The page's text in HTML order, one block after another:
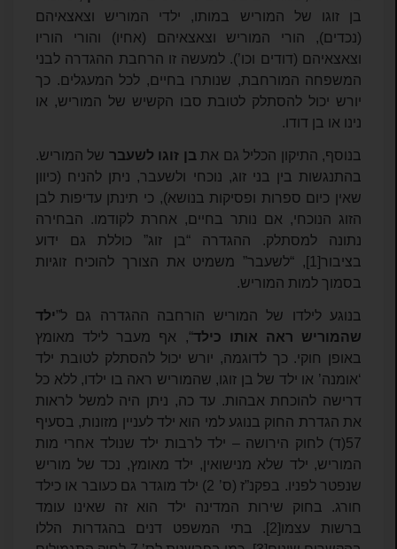
בן זוגו של המוריש במותו, ילדי המוריש וצאצאיהם
(נכדים), הורי המוריש וצאצאיהם (אחיו) והורי הוריו
וצאצאיהם (דודים וכו’). למעשה זו הרחבת ההגדרה לבני
המשפחה המורחבת, שנותרו בחיים, לכל המעגלים. כך
יורש יכול להסתלק לטובת סבו הקשיש של המוריש, או
נינו או בן דודו.
בנוסף, התיקון הכליל גם את בן זוגו לשעברשל המוריש.
בהתנגשות בין בני זוג, נוכחי ולשעבר, ניתן להניח (כיוון
שאין כיום ספרות ופסיקות בנושא), כי תינתן עדיפות לבן
הזוג הנוכחי, אם נותר בחיים, אחרת לקודמו. הבחירה
נתונה למסתלק. ההגדרה “בן זוג” כוללת גם ידוע
בציבור[1] , “לשעבר” משמיט את הצורך להוכיח זוגיות
בסמוך למות המוריש.
בנוגע לילדו של המוריש הורחבה ההגדרה גם ל”ילד
שהמוריש ראה אותו כילד“, אף מעבר לילד מאומץ
באופן חוקי. כך לדוגמה, יורש יכול להסתלק לטובת ילד
‘אומנה’ או ילד של בן זוגו, שהמוריש ראה בו ילדו, ללא כל
דרישה להוכחת אבהות. עד כה, ניתן היה למשל לראות
את הגדרת החוק בנוגע למי הוא ילד לעניין מזונות, בסעיף
57(ד) לחוק הירושה – ילד לרבות ילד שנולד אחרי מות
המוריש, ילד שלא מנישואין, ילד מאומץ, נכד של מוריש
שנפטר לפניו. בפקנ”ז (ס’ 2) ילד מוגדר גם כעובר או כילד
חורג. בחוק שירות המדינה ילד הוא זה שאינו עומד
ברשות עצמו[2] . בתי המשפט דנים בהגדרות הללו